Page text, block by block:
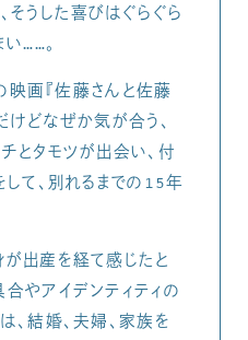
そうした喜びはぐらぐら
……。
画『佐藤さんと佐藤
けどなぜか気が合う、
とタモツが出会い、付
して、別れるまでの15年
出産を経て感じたと
やアイデンティティの
、結婚、夫婦、家族を